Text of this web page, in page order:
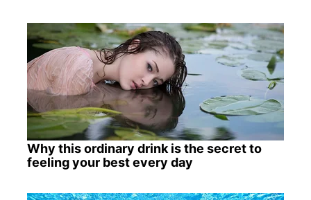
Why this ordinary drink is the secret to
feeling your best every day